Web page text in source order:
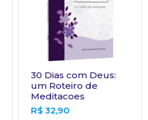
30 Dias com Deus:
um Roteiro de
Meditacoes
R$ 32,90